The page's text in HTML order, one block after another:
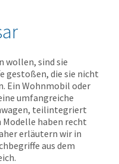
wollen, sind sie
gestoßen, die sie nicht
Ein Wohnmobil oder
umfangreiche
teilintegriert
Modelle haben recht
erläutern wir in
aus dem